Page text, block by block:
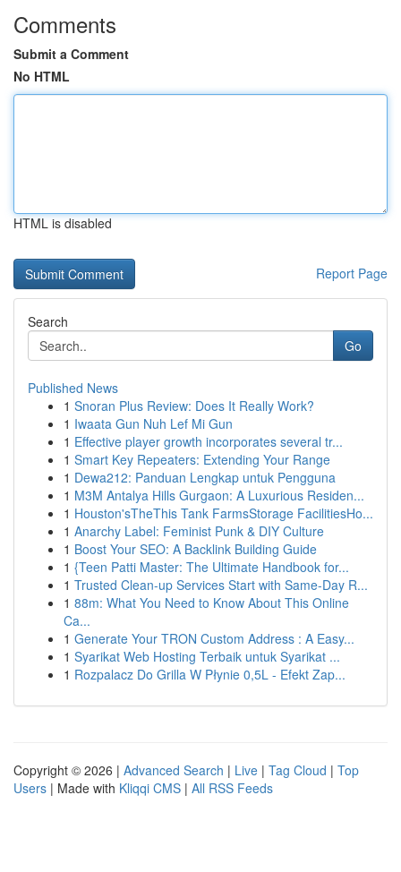
Comments
Submit a Comment
No HTML
HTML is disabled
Report Page
Search
Go
Published News
1 Snoran Plus Review: Does It Really Work?
1 Iwaata Gun Nuh Lef Mi Gun
1 Effective player growth incorporates several tr...
1 Smart Key Repeaters: Extending Your Range
1 Dewa212: Panduan Lengkap untuk Pengguna
1 M3M Antalya Hills Gurgaon: A Luxurious Residen...
1 Houston'sTheThis Tank FarmsStorage FacilitiesHo...
1 Anarchy Label: Feminist Punk & DIY Culture
1 Boost Your SEO: A Backlink Building Guide
1 {Teen Patti Master: The Ultimate Handbook for...
1 Trusted Clean-up Services Start with Same-Day R...
1 88m: What You Need to Know About This Online
Ca...
1 Generate Your TRON Custom Address : A Easy...
1 Syarikat Web Hosting Terbaik untuk Syarikat ...
1 Rozpalacz Do Grilla W Płynie 0,5L - Efekt Zap...
Copyright © 2026 | Advanced Search | Live | Tag Cloud | Top
Users | Made with Kliqqi CMS | All RSS Feeds